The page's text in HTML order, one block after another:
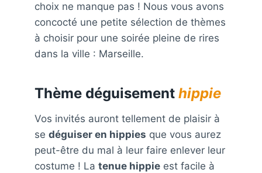
choix ne manque pas ! Nous vous avons
concocté une petite sélection de thèmes
à choisir pour une soirée pleine de rires
dans la ville : Marseille.
Thème déguisement hippie
Vos invités auront tellement de plaisir à
se déguiser en hippies que vous aurez
peut-être du mal à leur faire enlever leur
costume ! La tenue hippie est facile à